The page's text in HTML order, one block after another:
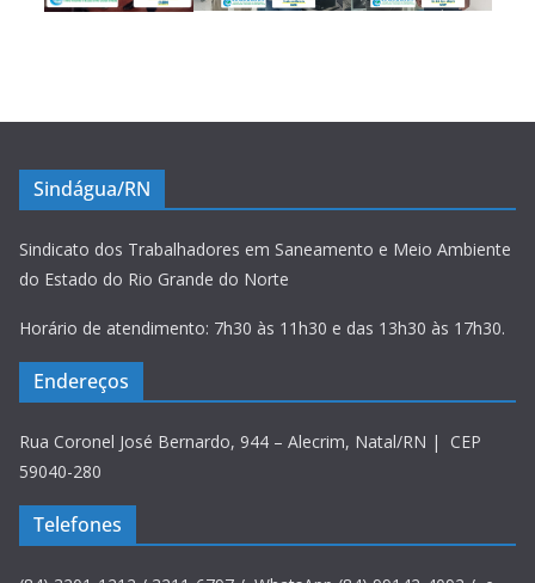
Sindágua/RN
Sindicato dos Trabalhadores em Saneamento e Meio Ambiente
do Estado do Rio Grande do Norte
Horário de atendimento: 7h30 às 11h30 e das 13h30 às 17h30.
Endereços
Rua Coronel José Bernardo, 944 – Alecrim, Natal/RN | CEP
59040-280
Telefones